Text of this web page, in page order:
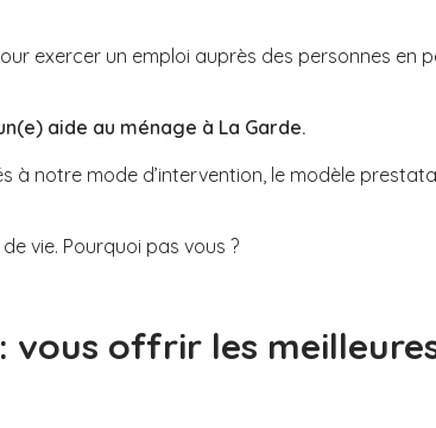
exercer un emploi auprès des personnes en
aide au ménage à La Garde.
à notre mode d’intervention, le modèle
vie. Pourquoi pas vous ?
vous offrir les